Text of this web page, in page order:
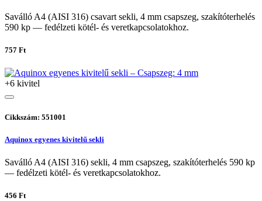
Saválló A4 (AISI 316) csavart sekli, 4 mm csapszeg, szakítóterhelés
590 kp — fedélzeti kötél- és veretkapcsolatokhoz.
757 Ft
+6 kivitel
Cikkszám: 551001
Aquinox egyenes kivitelű sekli
Saválló A4 (AISI 316) sekli, 4 mm csapszeg, szakítóterhelés 590 kp
— fedélzeti kötél- és veretkapcsolatokhoz.
456 Ft